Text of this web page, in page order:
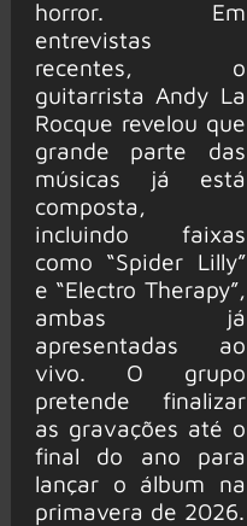
horror. Em
entrevistas
recentes, o
guitarrista Andy La
Rocque revelou que
grande parte das
músicas já está
composta,
incluindo faixas
como “Spider Lilly”
e “Electro Therapy”,
ambas já
apresentadas ao
vivo. O grupo
pretende finalizar
as gravações até o
final do ano para
lançar o álbum na
primavera de 2026.